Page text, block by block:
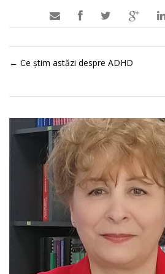
← Ce știm astăzi despre ADHD